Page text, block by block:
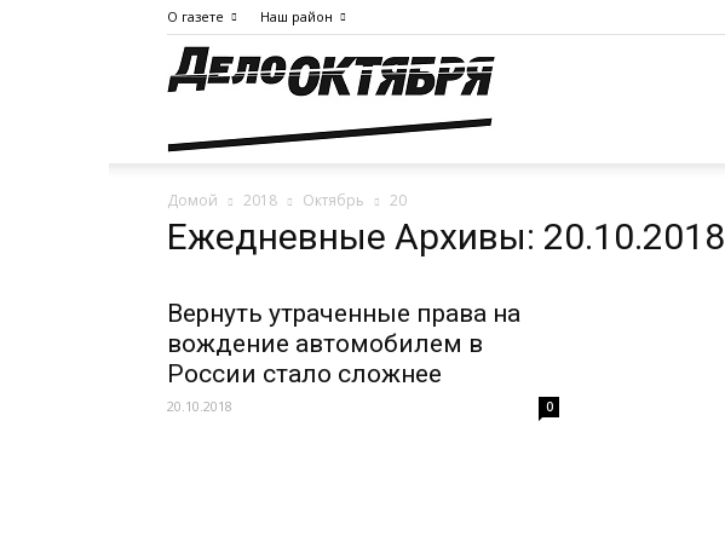
О газете Наш район
Октября
Домой 2018 Октябрь 20
Ежедневные Архивы: 20.10.2018
Вернуть утраченные права на
вождение автомобилем в
России стало сложнее
20.10.2018 0